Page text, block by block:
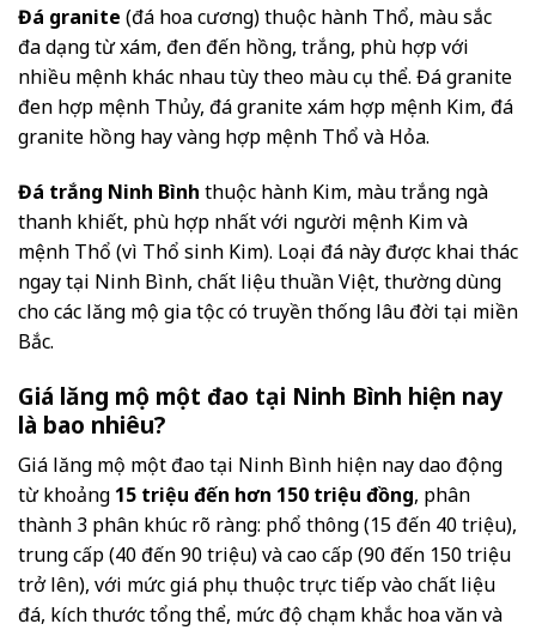
Đá granite (đá hoa cương) thuộc hành Thổ, màu sắc
đa dạng từ xám, đen đến hồng, trắng, phù hợp với
nhiều mệnh khác nhau tùy theo màu cụ thể. Đá granite
đen hợp mệnh Thủy, đá granite xám hợp mệnh Kim, đá
granite hồng hay vàng hợp mệnh Thổ và Hỏa.
Đá trắng Ninh Bình thuộc hành Kim, màu trắng ngà
thanh khiết, phù hợp nhất với người mệnh Kim và
mệnh Thổ (vì Thổ sinh Kim). Loại đá này được khai thác
ngay tại Ninh Bình, chất liệu thuần Việt, thường dùng
cho các lăng mộ gia tộc có truyền thống lâu đời tại miền
Bắc.
Giá lăng mộ một đao tại Ninh Bình hiện nay
là bao nhiêu?
Giá lăng mộ một đao tại Ninh Bình hiện nay dao động
từ khoảng 15 triệu đến hơn 150 triệu đồng, phân
thành 3 phân khúc rõ ràng: phổ thông (15 đến 40 triệu),
trung cấp (40 đến 90 triệu) và cao cấp (90 đến 150 triệu
trở lên), với mức giá phụ thuộc trực tiếp vào chất liệu
đá, kích thước tổng thể, mức độ chạm khắc hoa văn và